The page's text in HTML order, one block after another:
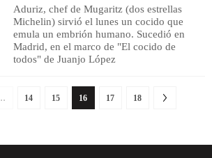
Aduriz, chef de Mugaritz (dos estrellas
Michelin) sirvió el lunes un cocido que
emula un embrión humano. Sucedió en
Madrid, en el marco de "El cocido de
todos" de Juanjo López
14 15 16 17 18